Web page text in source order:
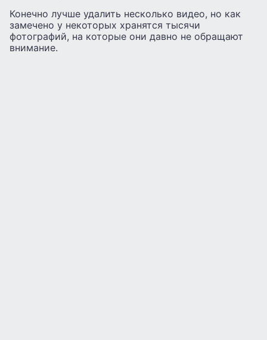
Конечно лучше удалить несколько видео, но как
замечено у некоторых хранятся тысячи
фотографий, на которые они давно не обращают
внимание.